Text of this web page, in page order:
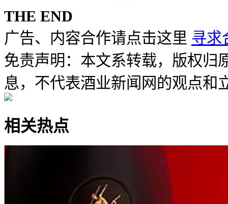
THE END
广告、内容合作请点击这里 寻求
免责声明：本文系转载，版权归
息，不代表酒业新闻网的观点和
相关热点